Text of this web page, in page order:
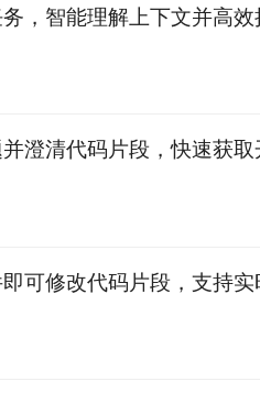
，智能理解上下文并高
澄清代码片段，快速获
可修改代码片段，支持